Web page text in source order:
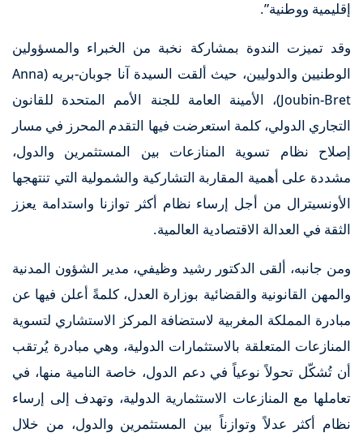
إقليمية ووطنية”.
وقد تميزت الندوة بمشاركة نخبة من الخبراء والمسؤولين
الوطنيين والدوليين، حيث ألقت السيدة آنا جوبان-بريه (Anna
Joubin-Bret)، الأمينة العامة للجنة الأمم المتحدة للقانون
التجاري الدولي، كلمة استعرضت فيها التقدم المحرز في مسار
إصلاح نظام تسوية المنازعات بين المستثمرين والدول،
مشددة على أهمية المقاربة التشاركية والشمولية التي تنتهجها
الأونسيترال من أجل إرساء نظام أكثر توازنا واستدامة يعزز
الثقة في العدالة الاقتصادية العالمية.
ومن جانبه، ألقى الدكتور رشيد وظيفي، مدير الشؤون المدنية
والمهن القانونية والقضائية بوزارة العدل، كلمةً أعلن فيها عن
مبادرة المملكة المغربية لاستضافة المركز الاستشاري لتسوية
المنازعات المتعلقة بالاستثمارات الدولية، وهي مبادرة يُرتقب
أن تُشكّل تحولاً نوعياً في دعم الدول، خاصة النامية منها، في
تعاملها مع المنازعات الاستثمارية الدولية، وتهدف إلى إرساء
نظام أكثر عدلاً وتوازناً بين المستثمرين والدول، من خلال